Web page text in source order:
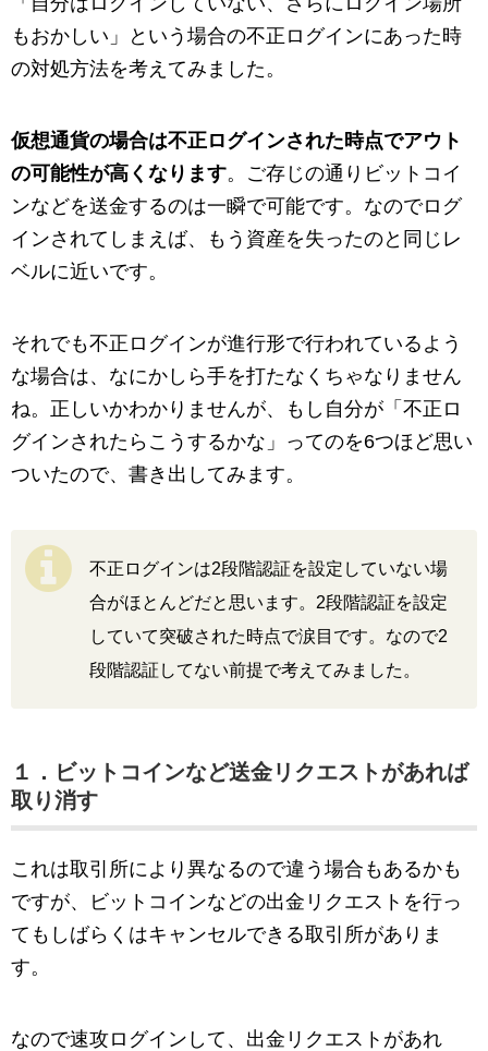
もおかしい」という場合の不正ログインにあった時
の対処方法を考えてみました。
仮想通貨の場合は不正ログインされた時点でアウト
の可能性が高くなります。ご存じの通りビットコイ
ンなどを送金するのは一瞬で可能です。なのでログ
インされてしまえば、もう資産を失ったのと同じレ
ベルに近いです。
それでも不正ログインが進行形で行われているよう
な場合は、なにかしら手を打たなくちゃなりません
ね。正しいかわかりませんが、もし自分が「不正ロ
グインされたらこうするかな」ってのを6つほど思い
ついたので、書き出してみます。
不正ログインは2段階認証を設定していない場
合がほとんどだと思います。2段階認証を設定
していて突破された時点で涙目です。なので2
段階認証してない前提で考えてみました。
１．ビットコインなど送金リクエストがあれば
取り消す
これは取引所により異なるので違う場合もあるかも
ですが、ビットコインなどの出金リクエストを行っ
てもしばらくはキャンセルできる取引所がありま
す。
なので速攻ログインして、出金リクエストがあれ